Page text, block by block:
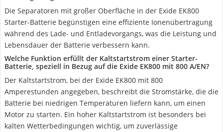
Die Separatoren mit großer Oberfläche in der Exide EK800
Starter-Batterie begünstigen eine effiziente Ionenübertragung
während des Lade- und Entladevorgangs, was die Leistung und
Lebensdauer der Batterie verbessern kann.
Welche Funktion erfüllt der Kaltstartstrom einer Starter-
Batterie, speziell in Bezug auf die Exide EK800 mit 800 A/EN?
Der Kaltstartstrom, bei der Exide EK800 mit 800
Amperestunden angegeben, beschreibt die Stromstärke, die die
Batterie bei niedrigen Temperaturen liefern kann, um einen
Motor zu starten. Ein hoher Kaltstartstrom ist besonders bei
kalten Wetterbedingungen wichtig, um zuverlässige